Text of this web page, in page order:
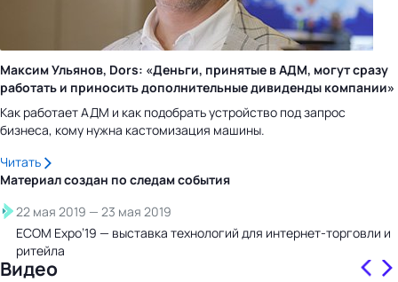
Максим Ульянов, Dors: «Деньги, принятые в АДМ, могут сразу
работать и приносить дополнительные дивиденды компании»
Как работает АДМ и как подобрать устройство под запрос
бизнеса, кому нужна кастомизация машины.
Читать
Материал создан по следамсобытия
22 мая 2019 — 23 мая 2019
ECOM Expo’19 — выставка технологий для интернет-торговли и
ритейла
Видео